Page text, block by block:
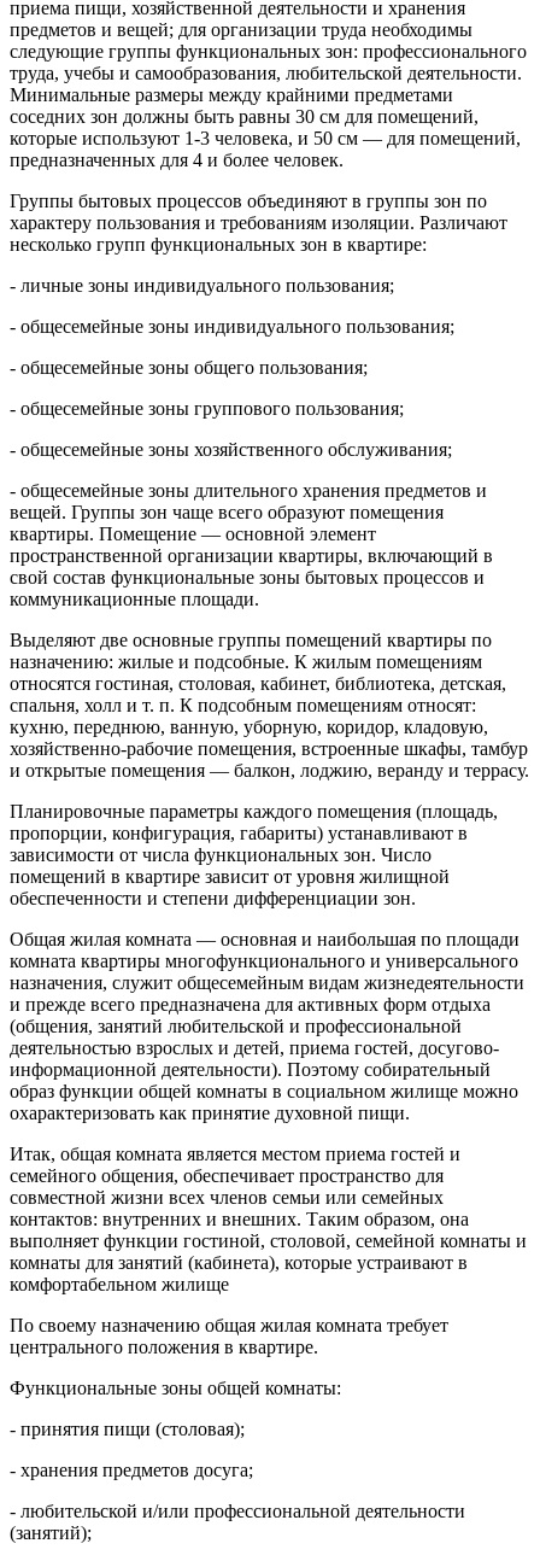
приема пищи, хозяйственной деятельности и хранения
предметов и вещей; для организации труда необходимы
следующие группы функциональных зон: профессионального
труда, учебы и самообразования, любительской деятельности.
Минимальные размеры между крайними предметами
соседних зон должны быть равны 30 см для помещений,
которые используют 1-3 человека, и 50 см — для помещений,
предназначенных для 4 и более человек.
Группы бытовых процессов объединяют в группы зон по
характеру пользования и требованиям изоляции. Различают
несколько групп функциональных зон в квартире:
- личные зоны индивидуального пользования;
- общесемейные зоны индивидуального пользования;
- общесемейные зоны общего пользования;
- общесемейные зоны группового пользования;
- общесемейные зоны хозяйственного обслуживания;
- общесемейные зоны длительного хранения предметов и
вещей. Группы зон чаще всего образуют помещения
квартиры. Помещение — основной элемент
пространственной организации квартиры, включающий в
свой состав функциональные зоны бытовых процессов и
коммуникационные площади.
Выделяют две основные группы помещений квартиры по
назначению: жилые и подсобные. К жилым помещениям
относятся гостиная, столовая, кабинет, библиотека, детская,
спальня, холл и т. п. К подсобным помещениям относят:
кухню, переднюю, ванную, уборную, коридор, кладовую,
хозяйственно-рабочие помещения, встроенные шкафы, тамбур
и открытые помещения — балкон, лоджию, веранду и террасу.
Планировочные параметры каждого помещения (площадь,
пропорции, конфигурация, габариты) устанавливают в
зависимости от числа функциональных зон. Число
помещений в квартире зависит от уровня жилищной
обеспеченности и степени дифференциации зон.
Общая жилая комната — основная и наибольшая по площади
комната квартиры многофункционального и универсального
назначения, служит общесемейным видам жизнедеятельности
и прежде всего предназначена для активных форм отдыха
(общения, занятий любительской и профессиональной
деятельностью взрослых и детей, приема гостей, досугово-
информационной деятельности). Поэтому собирательный
образ функции общей комнаты в социальном жилище можно
охарактеризовать как принятие духовной пищи.
Итак, общая комната является местом приема гостей и
семейного общения, обеспечивает пространство для
совместной жизни всех членов семьи или семейных
контактов: внутренних и внешних. Таким образом, она
выполняет функции гостиной, столовой, семейной комнаты и
комнаты для занятий (кабинета), которые устраивают в
комфортабельном жилище
По своему назначению общая жилая комната требует
центрального положения в квартире.
Функциональные зоны общей комнаты:
- принятия пищи (столовая);
- хранения предметов досуга;
- любительской и/или профессиональной деятельности
(занятий);